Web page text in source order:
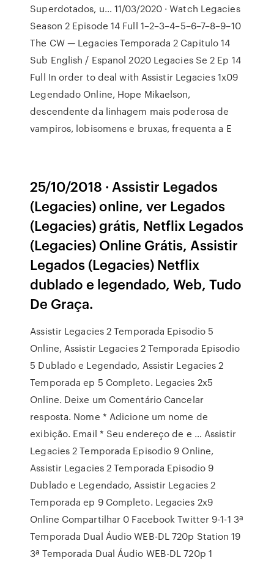
Superdotados, u… 11/03/2020 · Watch Legacies
Season 2 Episode 14 Full 1–2–3–4–5–6–7–8–9–10
The CW — Legacies Temporada 2 Capitulo 14
Sub English / Espanol 2020 Legacies Se 2 Ep 14
Full In order to deal with Assistir Legacies 1x09
Legendado Online, Hope Mikaelson,
descendente da linhagem mais poderosa de
vampiros, lobisomens e bruxas, frequenta a E
25/10/2018 · Assistir Legados
(Legacies) online, ver Legados
(Legacies) grátis, Netflix Legados
(Legacies) Online Grátis, Assistir
Legados (Legacies) Netflix
dublado e legendado, Web, Tudo
De Graça.
Assistir Legacies 2 Temporada Episodio 5
Online, Assistir Legacies 2 Temporada Episodio
5 Dublado e Legendado, Assistir Legacies 2
Temporada ep 5 Completo. Legacies 2x5
Online. Deixe um Comentário Cancelar
resposta. Nome * Adicione um nome de
exibição. Email * Seu endereço de e … Assistir
Legacies 2 Temporada Episodio 9 Online,
Assistir Legacies 2 Temporada Episodio 9
Dublado e Legendado, Assistir Legacies 2
Temporada ep 9 Completo. Legacies 2x9
Online Compartilhar 0 Facebook Twitter 9-1-1 3ª
Temporada Dual Áudio WEB-DL 720p Station 19
3ª Temporada Dual Áudio WEB-DL 720p 1